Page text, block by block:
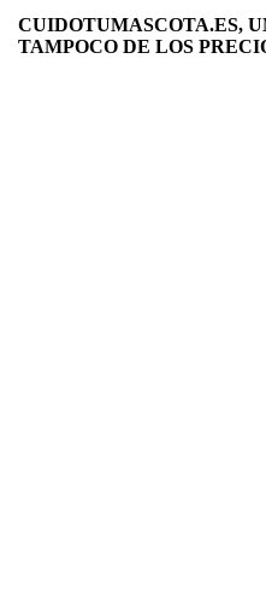
CUIDOTUMASCOTA.ES,
TAMPOCO DE LOS